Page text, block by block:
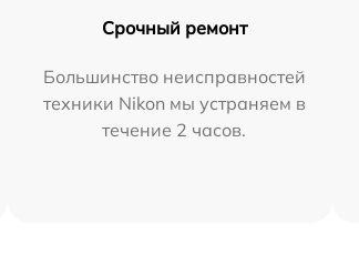
Срочный ремонт
Большинство неисправностей
техники Nikon мы устраняем в
течение 2 часов.